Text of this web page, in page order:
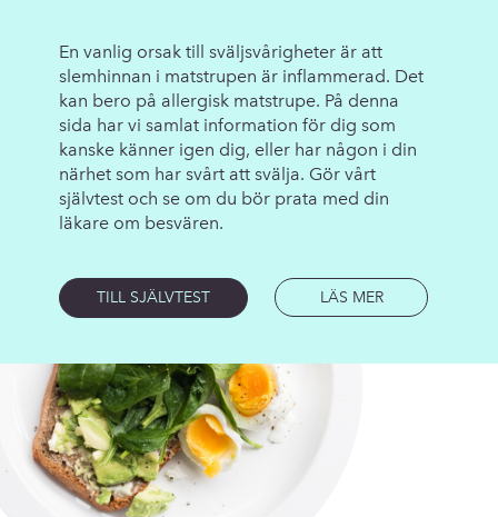
En vanlig orsak till sväljsvårigheter är att
slemhinnan i matstrupen är inflammerad. Det
kan bero på allergisk matstrupe. På denna
sida har vi samlat information för dig som
kanske känner igen dig, eller har någon i din
närhet som har svårt att svälja. Gör vårt
självtest och se om du bör prata med din
läkare om besvären.
TILL SJÄLVTEST LÄS MER